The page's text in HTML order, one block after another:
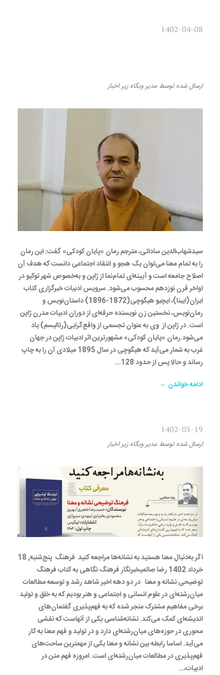
1402-04-08
ارسال شدهتوسط مدیر وبگاه زیراخبار
سیدشهاب‌الدین ساداتی، مترجم رمان «پایان کودکی» گفت: این رمان
را به تمام معنا می‌توان یک هجو و انتقاد اجتماعی دانست که هدف آن
اصلاح جامعه است و آیینه‌ای‌ تمام‌نما از ژاپن و به‌خصوص شهر توکیو در
اواخر قرن نوزدهم محسوب می‌شود. سرویس ادبیات خبرگزاری کتاب
ایران(ایبنا)، ایچیو هیگوچی(1872-1896) داستان‌نویس و
رمان‌نویس، نخستین زن نویسنده حرفه‌ای از دوران ادبیات مدرن ژاپن
است. در ژاپن از وی به عنوان تجسمی از واقع‌گرایی(رئالیسم) یاد
می‌شود.رمان «پایان کودکی» مشهورترین اثر ادبیات ژاپن در جهان
غرب به شمار می‌آید که هیگوچی در سال 1895 میلادی آن را به چاپ
رساند و حالا پس از حدود 128...
ادامه خواندن ←
1402-03-19
ارسال شدهتوسط مدیر وبگاه زیراخبار
اگر به‌دنبال معنا هستید به نشانه‏‌ها مراجعه کنید فرهنگ پنج‌شنبه, 18
خرداد 1402 رضا صائمیخبرنگار فرهنگ نگاهی به کتاب فرهنگ
توضیحی نشانه و معنا در دو دهه اخیر شاهد رشد و توسعه مطالعات
میان‌رشته‌ای در علوم انسانی و اجتماعی و هنر بودیم که به خلق و تولید
برخی مفاهیم مشترک منجر شده که به فهم‌پذیری گفتمان‌های
اندیشه‌ای کمک می‌کند. نشانه‌شناسی یکی از آنهاست که نقشی
محوری در حوزه‌های میان‌رشته‌ای دارد و در تولید و فهم معنا به کار
می‌آید. اساسا رابطه بین نشانه و معنا یکی از مهمترین ساحت‌های
فهم‌پذیری در مطالعات میان‌رشته‌ای است. امروزه فهم متن در
ادبیات،...